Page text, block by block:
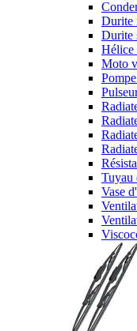
Durite
Durite
Hélice
Moto
Tuyau
Vase